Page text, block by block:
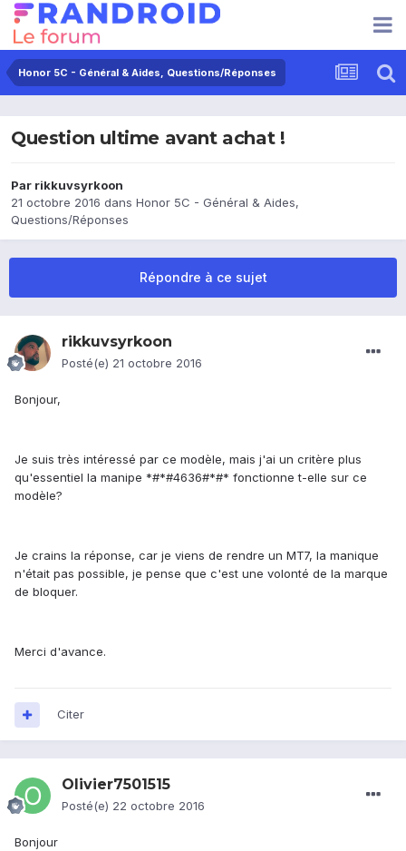
Honor 5C - Général & Aides, Questions/Réponses
Question ultime avant achat !
Par rikkuvsyrkoon
21 octobre 2016 dans Honor 5C - Général & Aides,
Questions/Réponses
Répondre à ce sujet
rikkuvsyrkoon
Posté(e) 21 octobre 2016
Bonjour,
Je suis très intéressé par ce modèle, mais j'ai un critère plus
qu'essentiel la manipe *#*#4636#*#* fonctionne t-elle sur ce
modèle?
Je crains la réponse, car je viens de rendre un MT7, la manique
n'était pas possible, je pense que c'est une volonté de la marque
de bloquer.
Merci d'avance.
Citer
Olivier7501515
Posté(e) 22 octobre 2016
Bonjour